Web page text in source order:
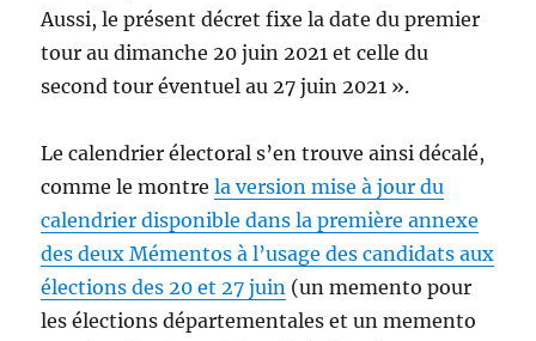
Aussi, le présent décret fixe la date du premier
tour au dimanche 20 juin 2021 et celle du
second tour éventuel au 27 juin 2021 ».
Le calendrier électoral s’en trouve ainsi décalé,
comme le montrela version mise à jour du
calendrier disponible dans la première annexe
des deux Mémentos à l’usage des candidats aux
élections des 20 et 27 juin (un memento pour
les élections départementales et un memento